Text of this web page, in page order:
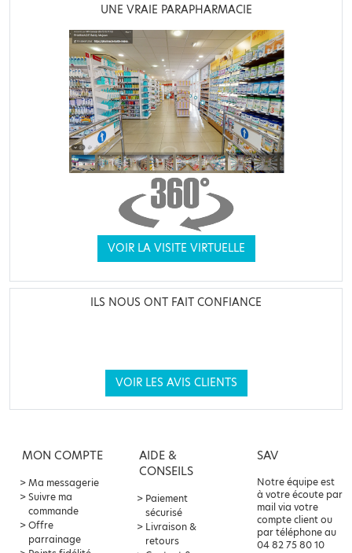
UNE VRAIE PARAPHARMACIE
VOIR LA VISITE VIRTUELLE
ILS NOUS ONT FAIT CONFIANCE
VOIR LES AVIS CLIENTS
MON COMPTE
Ma messagerie
Suivre ma
commande
Offre
parrainage
AIDE &
CONSEILS
Paiement
sécurisé
Livraison &
retours
SAV
Notre équipe est
à votre écoute par
mail via votre
compte client ou
par téléphone au
04 82 75 80 10